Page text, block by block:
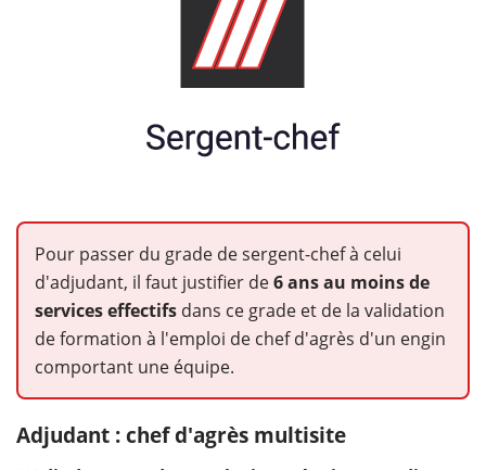
Pour passer du grade de sergent-chef à celui
d'adjudant, il faut justifier de6 ans au moins de
services effectifs dans ce grade et de la validation
de formation à l'emploi de chef d'agrès d'un engin
comportant une équipe.
Adjudant : chef d'agrès multisite